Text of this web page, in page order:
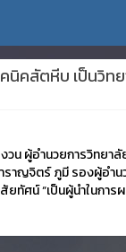
นิคสัตหีบ เป็นวิท
น ผู้อำนวยการวิทยาลั
ราญจิตร์ ภูมี รองผู้อำ
ทัศน์ “เป็นผู้นำในกา